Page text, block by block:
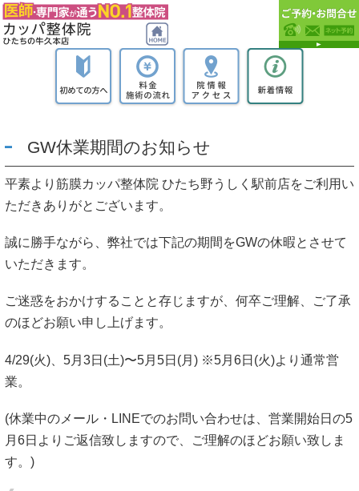
GW休業期間のお知らせ
平素より筋膜カッパ整体院 ひたち野うしく駅前店をご利用い
ただきありがとございます。
誠に勝手ながら、弊社では下記の期間をGWの休暇とさせて
いただきます。
ご迷惑をおかけすることと存じますが、何卒ご理解、ご了承
のほどお願い申し上げます。
4/29(火)、5月3日(土)〜5月5日(月) ※5月6日(火)より通常営
業。
(休業中のメール・LINEでのお問い合わせは、営業開始日の5
月6日よりご返信致しますので、ご理解のほどお願い致しま
す。)